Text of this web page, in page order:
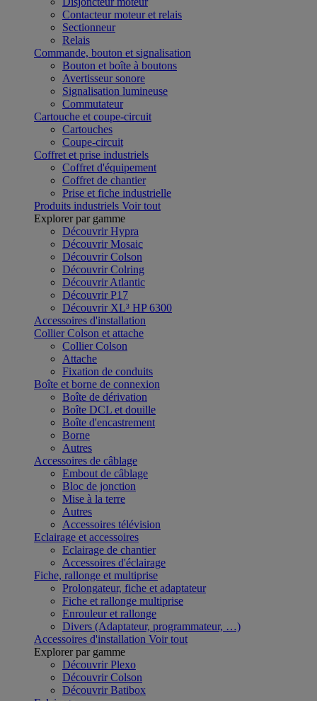
Contacteur moteur et relais
Sectionneur
Relais
Commande, bouton et signalisation
Bouton et boîte à boutons
Avertisseur sonore
Signalisation lumineuse
Commutateur
Cartouche et coupe-circuit
Cartouches
Coupe-circuit
Coffret et prise industriels
Coffret d'équipement
Coffret de chantier
Prise et fiche industrielle
Produits industriels Voir tout
Explorer par gamme
Découvrir Hypra
Découvrir Mosaic
Découvrir Colson
Découvrir Colring
Découvrir Atlantic
Découvrir P17
Découvrir XL³ HP 6300
Accessoires d'installation
Collier Colson et attache
Collier Colson
Attache
Fixation de conduits
Boîte et borne de connexion
Boîte de dérivation
Boîte DCL et douille
Boîte d'encastrement
Borne
Autres
Accessoires de câblage
Embout de câblage
Bloc de jonction
Mise à la terre
Autres
Accessoires télévision
Eclairage et accessoires
Eclairage de chantier
Accessoires d'éclairage
Fiche, rallonge et multiprise
Prolongateur, fiche et adaptateur
Fiche et rallonge multiprise
Enrouleur et rallonge
Divers (Adaptateur, programmateur, …)
Accessoires d'installation Voir tout
Explorer par gamme
Découvrir Plexo
Découvrir Colson
Découvrir Batibox